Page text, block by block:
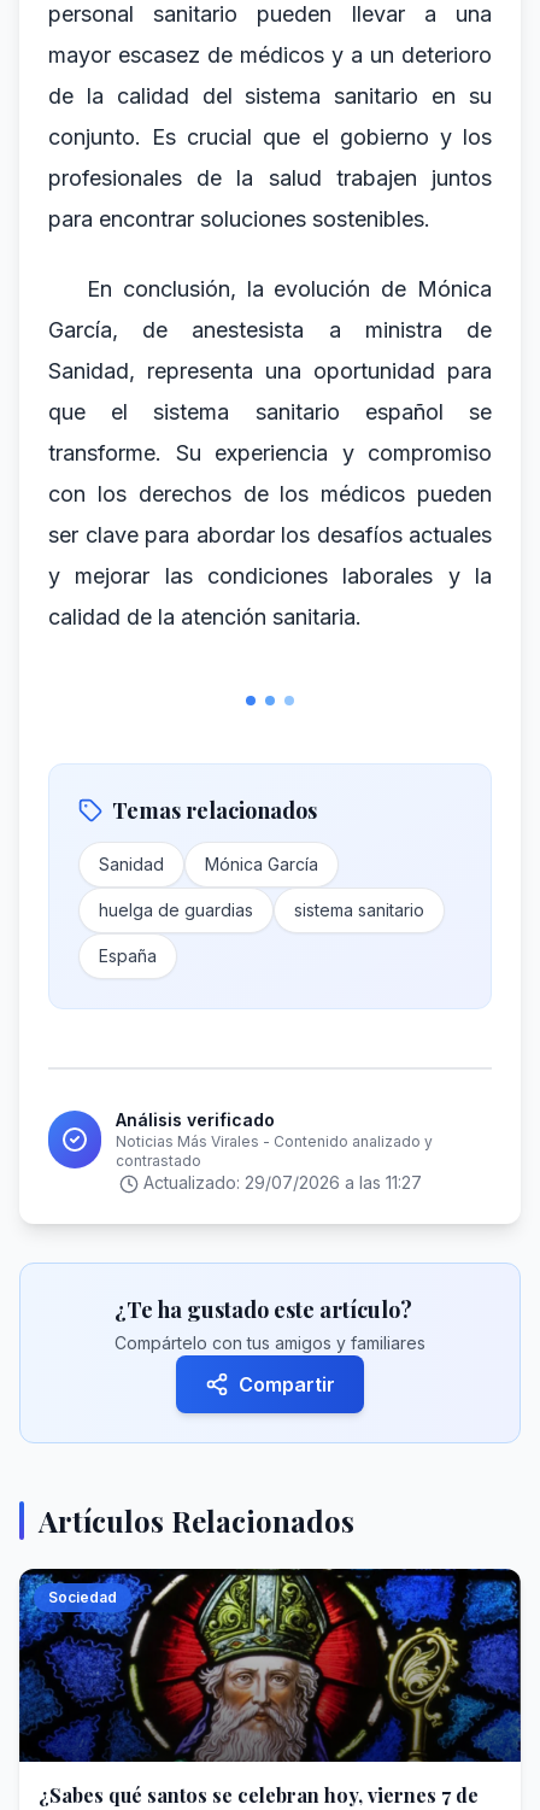
personal sanitario pueden llevar a una
mayor escasez de médicos y a un deterioro
de la calidad del sistema sanitario en su
conjunto. Es crucial que el gobierno y los
profesionales de la salud trabajen juntos
para encontrar soluciones sostenibles.
En conclusión, la evolución de Mónica
García, de anestesista a ministra de
Sanidad, representa una oportunidad para
que el sistema sanitario español se
transforme. Su experiencia y compromiso
con los derechos de los médicos pueden
ser clave para abordar los desafíos actuales
y mejorar las condiciones laborales y la
calidad de la atención sanitaria.
Temas relacionados
Sanidad Mónica García
huelga de guardias sistema sanitario
España
Análisis verificado
Noticias Más Virales - Contenido analizado y
contrastado
Actualizado: 29/07/2026 a las 11:27
¿Te ha gustado este artículo?
Compártelo con tus amigos y familiares
Compartir
Artículos Relacionados
Sociedad
¿Sabes qué santos se celebran hoy, viernes 7 de